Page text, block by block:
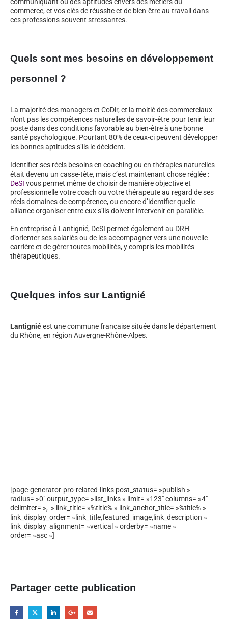
commerce, et vos clés de réussite et de bien-être au travail dans
ces professions souvent stressantes.
Quels sont mes besoins en développement
personnel ?
La majorité des managers et CoDir, et la moitié des commerciaux
n’ont pas les compétences naturelles de savoir-être pour tenir leur
poste dans des conditions favorable au bien-être à une bonne
santé psychologique. Pourtant 80% de ceux-ci peuvent développer
les bonnes aptitudes s’ils le décident.
Identifier ses réels besoins en coaching ou en thérapies naturelles
était devenu un casse-tête, mais c’est maintenant chose réglée :
DeSI vous permet même de choisir de manière objective et
professionnelle votre coach ou votre thérapeute au regard de ses
réels domaines de compétence, ou encore d’identifier quelle
alliance organiser entre eux s’ils doivent intervenir en parallèle.
En entreprise à Lantignié, DeSI permet également au DRH
d’orienter ses salariés ou de les accompagner vers une nouvelle
carrière et de gérer toutes mobilités, y compris les mobilités
thérapeutiques.
Quelques infos sur Lantignié
Lantigniéest une commune française située dans le département
du Rhône, en région Auvergne-Rhône-Alpes.
[page-generator-pro-related-links post_status= »publish »
radius= »0″ output_type= »list_links » limit= »123″ columns= »4″
delimiter= », » link_title= »%title% » link_anchor_title= »%title% »
link_display_order= »link_title,featured_image,link_description »
link_display_alignment= »vertical » orderby= »name »
order= »asc »]
Partager cette publication